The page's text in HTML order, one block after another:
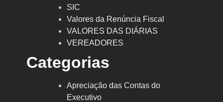
SIC
Valores da Renúncia Fiscal
VALORES DAS DIÁRIAS
VEREADORES
Categorias
Apreciação das Contas do
Executivo